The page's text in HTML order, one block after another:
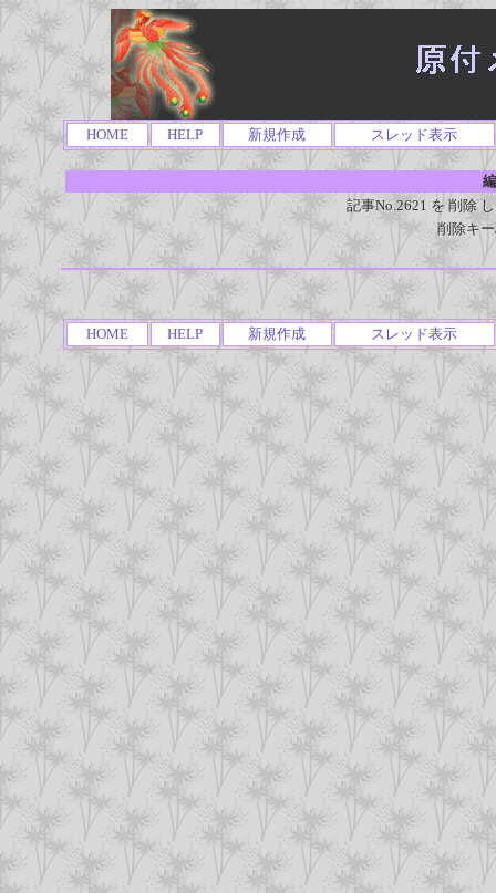
HOME HELP 新規作成 スレッド表示
記事No.2621 を 削除
削除キ
HOME HELP 新規作成 スレッド表示